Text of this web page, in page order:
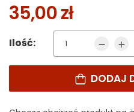
35,00zł
Ilość:
DODAJ